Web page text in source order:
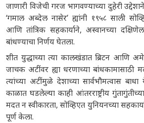
जाणारी विजेची गरज भागवण्याच्या दुहेरी
‘गमाल अब्देल नासेर’ ह्यांनी १९५८ साली
आणि तांत्रिक सहकार्याने, अस्वानच्या
बांधण्याचा निर्णय घेतला.
शीत युद्धाच्या त्या कालखंडात ब्रिटन आणि
जाचक अटींवर ह्या धरणाच्या बांधकामासाठी
त्यांच्या अटींमुळे देशाच्या सार्वभौमत्वास
काळात घडलेल्या काही आंतरराष्ट्रीय
मदत न स्वीकारता, सोव्हिएत युनियनच्या
पूर्ण केला.